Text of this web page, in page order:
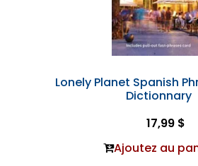
Lonely Planet Spanish
Dictionnary
17,99 $
Ajoutez au